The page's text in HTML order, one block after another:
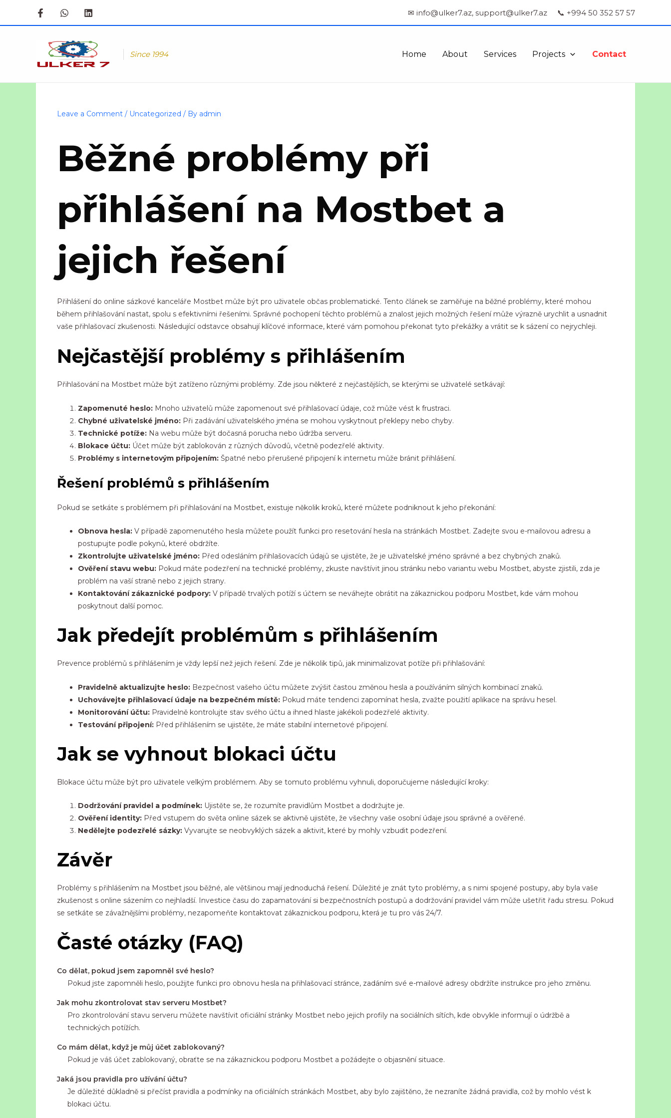
✉ info@ulker7.az, support@ulker7.az 📞 +994 50 352 57 57
Since 1994 Home About Services Projects Contact
Leave a Comment / Uncategorized / By admin
Běžné problémy při
přihlášení na Mostbet a
jejich řešení
Přihlášení do online sázkové kanceláře Mostbet může být pro uživatele občas problematické. Tento článek se zaměřuje na běžné problémy, které mohou
během přihlašování nastat, spolu s efektivními řešeními. Správné pochopení těchto problémů a znalost jejich možných řešení může výrazně urychlit a usnadnit
vaše přihlašovací zkušenosti. Následující odstavce obsahují klíčové informace, které vám pomohou překonat tyto překážky a vrátit se k sázení co nejrychleji.
Nejčastější problémy s přihlášením
Přihlašování na Mostbet může být zatíženo různými problémy. Zde jsou některé z nejčastějších, se kterými se uživatelé setkávají:
Zapomenuté heslo: Mnoho uživatelů může zapomenout své přihlašovací údaje, což může vést k frustraci.
Chybné uživatelské jméno: Při zadávání uživatelského jména se mohou vyskytnout překlepy nebo chyby.
Technické potíže: Na webu může být dočasná porucha nebo údržba serveru.
Blokace účtu: Účet může být zablokován z různých důvodů, včetně podezřelé aktivity.
Problémy s internetovým připojením: Špatné nebo přerušené připojení k internetu může bránit přihlášení.
Řešení problémů s přihlášením
Pokud se setkáte s problémem při přihlašování na Mostbet, existuje několik kroků, které můžete podniknout k jeho překonání:
Obnova hesla: V případě zapomenutého hesla můžete použít funkci pro resetování hesla na stránkách Mostbet. Zadejte svou e-mailovou adresu a
postupujte podle pokynů, které obdržíte.
Zkontrolujte uživatelské jméno: Před odesláním přihlašovacích údajů se ujistěte, že je uživatelské jméno správné a bez chybných znaků.
Ověření stavu webu: Pokud máte podezření na technické problémy, zkuste navštívit jinou stránku nebo variantu webu Mostbet, abyste zjistili, zda je
problém na vaší straně nebo z jejich strany.
Kontaktování zákaznické podpory: V případě trvalých potíží s účtem se neváhejte obrátit na zákaznickou podporu Mostbet, kde vám mohou
poskytnout další pomoc.
Jak předejít problémům s přihlášením
Prevence problémů s přihlášením je vždy lepší než jejich řešení. Zde je několik tipů, jak minimalizovat potíže při přihlašování:
Pravidelně aktualizujte heslo: Bezpečnost vašeho účtu můžete zvýšit častou změnou hesla a používáním silných kombinací znaků.
Uchovávejte přihlašovací údaje na bezpečném místě: Pokud máte tendenci zapomínat hesla, zvažte použití aplikace na správu hesel.
Monitorování účtu: Pravidelně kontrolujte stav svého účtu a ihned hlaste jakékoli podezřelé aktivity.
Testování připojení: Před přihlášením se ujistěte, že máte stabilní internetové připojení.
Jak se vyhnout blokaci účtu
Blokace účtu může být pro uživatele velkým problémem. Aby se tomuto problému vyhnuli, doporučujeme následující kroky:
Dodržování pravidel a podmínek: Ujistěte se, že rozumíte pravidlům Mostbet a dodržujte je.
Ověření identity: Před vstupem do světa online sázek se aktivně ujistěte, že všechny vaše osobní údaje jsou správné a ověřené.
Nedělejte podezřelé sázky: Vyvarujte se neobvyklých sázek a aktivit, které by mohly vzbudit podezření.
Závěr
Problémy s přihlášením na Mostbet jsou běžné, ale většinou mají jednoduchá řešení. Důležité je znát tyto problémy, a s nimi spojené postupy, aby byla vaše
zkušenost s online sázením co nejhladší. Investice času do zapamatování si bezpečnostních postupů a dodržování pravidel vám může ušetřit řadu stresu. Pokud
se setkáte se závažnějšími problémy, nezapomeňte kontaktovat zákaznickou podporu, která je tu pro vás 24/7.
Časté otázky (FAQ)
Co dělat, pokud jsem zapomněl své heslo?
Pokud jste zapomněli heslo, použijte funkci pro obnovu hesla na přihlašovací stránce, zadáním své e-mailové adresy obdržíte instrukce pro jeho změnu.
Jak mohu zkontrolovat stav serveru Mostbet?
Pro zkontrolování stavu serveru můžete navštívit oficiální stránky Mostbet nebo jejich profily na sociálních sítích, kde obvykle informují o údržbě a
technických potížích.
Co mám dělat, když je můj účet zablokovaný?
Pokud je váš účet zablokovaný, obraťte se na zákaznickou podporu Mostbet a požádejte o objasnění situace.
Jaká jsou pravidla pro užívání účtu?
Je důležité důkladně si přečíst pravidla a podmínky na oficiálních stránkách Mostbet, aby bylo zajištěno, že nezraníte žádná pravidla, což by mohlo vést k
blokaci účtu.